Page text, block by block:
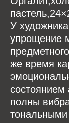
У
упрощение
же время
состоянием
полны